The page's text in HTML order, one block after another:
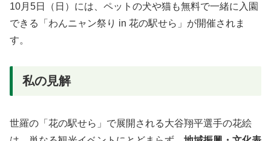
10月5日（日）には、ペットの犬や猫も無料で一緒に入園
できる「わんニャン祭り in 花の駅せら」が開催されま
す。
私の見解
世羅の「花の駅せら」で展開される大谷翔平選手の花絵